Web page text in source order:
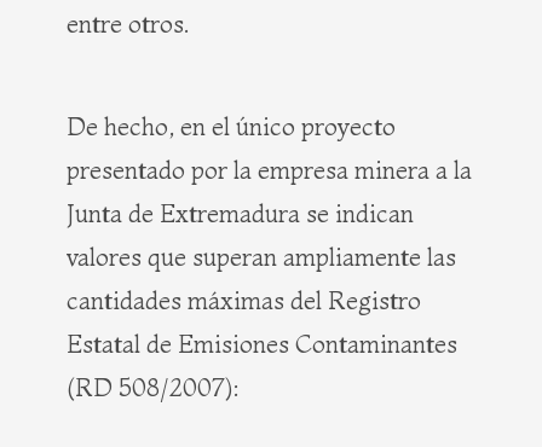
entre otros.
De hecho, en el único proyecto
presentado por la empresa minera a la
Junta de Extremadura se indican
valores que superan ampliamente las
cantidades máximas del Registro
Estatal de Emisiones Contaminantes
(RD 508/2007):